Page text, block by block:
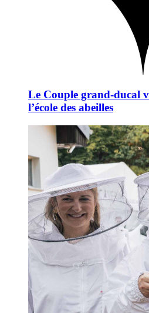
Le Couple grand-ducal
l’école des abeilles